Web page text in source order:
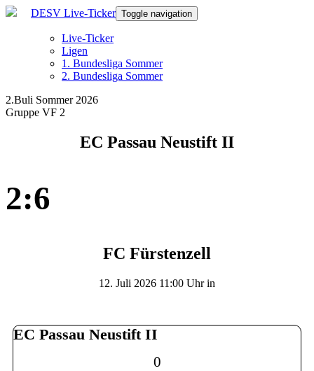
DESV Live-Ticker Toggle navigation
Live-Ticker
Ligen
1. Bundesliga Sommer
2. Bundesliga Sommer
2.Buli Sommer 2026
Gruppe VF 2
EC Passau Neustift II
2:6
FC Fürstenzell
12. Juli 2026 11:00 Uhr in
EC Passau Neustift II
0